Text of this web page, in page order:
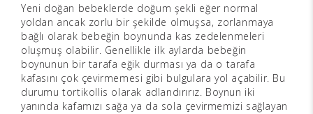
Yeni doğan bebeklerde doğum şekli eğer normal
yoldan ancak zorlu bir şekilde olmuşsa, zorlanmaya
bağlı olarak bebeğin boynunda kas zedelenmeleri
oluşmuş olabilir. Genellikle ilk aylarda bebeğin
boynunun bir tarafa eğik durması ya da o tarafa
kafasını çok çevirmemesi gibi bulgulara yol açabilir. Bu
durumu tortikollis olarak adlandırırız. Boynun iki
yanında kafamızı sağa ya da sola çevirmemizi sağlayan